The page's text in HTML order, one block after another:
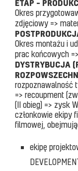
ETAP –
Okres
zdjęciowy =>
Okres montażu i
prac końcowych
DYSTRYBUCJA
rozpoznawalność
=> recoupment
(II obieg) => zysk
członkowie ekipy
filmowej,
ekipę